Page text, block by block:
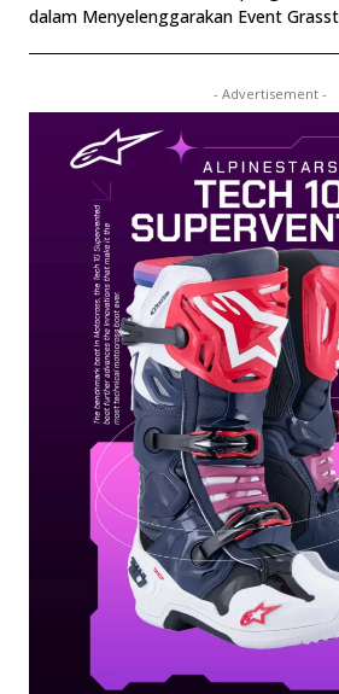
dalam Menyelenggarakan Event
- Advertisement -